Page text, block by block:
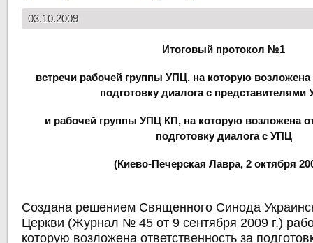
03.10.2009
Итоговый протокол №1
встречи рабочей группы УПЦ, на которую возложена
подготовку диалога с
и рабочей группы УПЦ КП, на которую возложена
подготовку диалога с УПЦ
(Киево-Печерская Лавра, 2 октября
Создана решением Священного Синода
Церкви (Журнал № 45 от 9 сентября 2009 г.)
которую возложена ответственность за